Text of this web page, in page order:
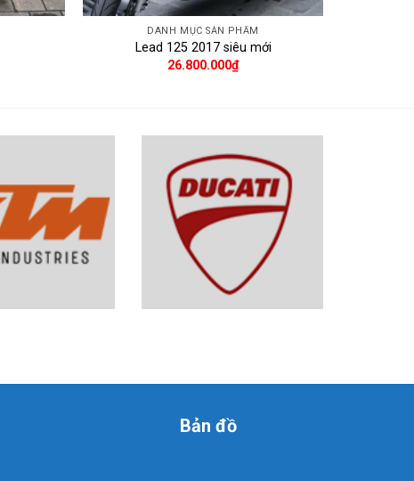
DANH MỤC SẢN PHẨM
Lead 125 2017 siêu mới
26.800.000₫
Bản đồ